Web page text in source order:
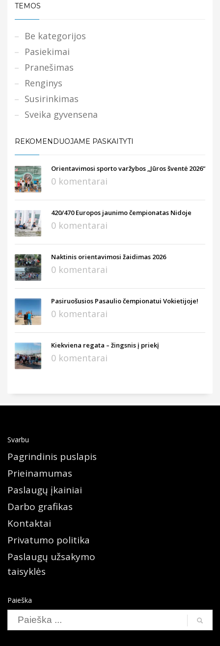
TEMOS
Be kategorijos
Pasiekimai
Pranešimas
Renginys
Susirinkimas
Sveika gyvensena
REKOMENDUOJAME PASKAITYTI
Orientavimosi sporto varžybos „Jūros šventė 2026“
0 komentarai
420/470 Europos jaunimo čempionatas Nidoje
0 komentarai
Naktinis orientavimosi žaidimas 2026
0 komentarai
Pasiruošusios Pasaulio čempionatui Vokietijoje!
0 komentarai
Kiekviena regata – žingsnis į priekį
0 komentarai
Svarbu
Pagrindinis puslapis
Prieinamumas
Paslaugų įkainiai
Darbo grafikas
Kontaktai
Privatumo politika
Paslaugų užsakymo
taisyklės
Paieška